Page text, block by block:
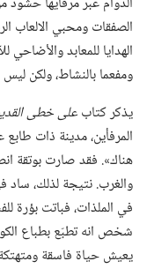
الصفقات ومحبي الالعاب
الهدايا للمعابد
ومفعما بالنشاط،‏ ولكن
يذكر كتابعلى خطى
المرفأين،‏ مدينة ذات
هناك».‏ فقد صارت بوتقة
والغرب.‏ نتيجة لذلك،‏
في الملذات،‏ فباتت بؤرة
شخص انه تطبّع بطباع
يعيش حياة فاسقة